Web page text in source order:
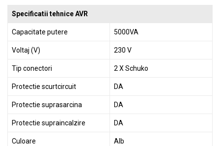
Specificatii tehnice AVR
Capacitate putere 5000VA
Voltaj (V) 230 V
Tip conectori 2 X Schuko
Protectie scurtcircuit DA
Protectie suprasarcina DA
Protectie supraincalzire DA
Culoare Alb